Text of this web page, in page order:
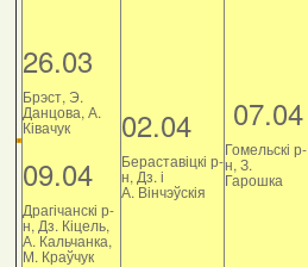
26.03
Брэст, Э.
Данцова, А.
Ківачук
09.04
Драгічанскі р-
н, Дз. Кіцель,
А. Кальчанка,
М. Краўчук
02.04
Бераставіцкі р-
н, Дз. і
А. Вінчэўскія
07.04
Гомельскі р-
н, З.
Гарошка